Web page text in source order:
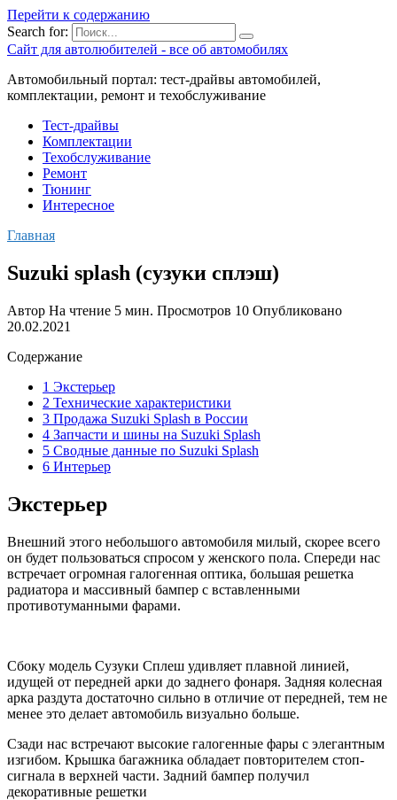
Перейти к содержанию
Search for:
Сайт для автолюбителей - все об автомобилях
Автомобильный портал: тест-драйвы автомобилей,
комплектации, ремонт и техобслуживание
Тест-драйвы
Комплектации
Техобслуживание
Ремонт
Тюнинг
Интересное
Главная
Suzuki splash (сузуки сплэш)
Автор На чтение 5 мин. Просмотров 10 Опубликовано
20.02.2021
Содержание
1 Экстерьер
2 Технические характеристики
3 Продажа Suzuki Splash в России
4 Запчасти и шины на Suzuki Splash
5 Сводные данные по Suzuki Splash
6 Интерьер
Экстерьер
Внешний этого небольшого автомобиля милый, скорее всего
он будет пользоваться спросом у женского пола. Спереди нас
встречает огромная галогенная оптика, большая решетка
радиатора и массивный бампер с вставленными
противотуманными фарами.
Сбоку модель Сузуки Сплеш удивляет плавной линией,
идущей от передней арки до заднего фонаря. Задняя колесная
арка раздута достаточно сильно в отличие от передней, тем не
менее это делает автомобиль визуально больше.
Сзади нас встречают высокие галогенные фары с элегантным
изгибом. Крышка багажника обладает повторителем стоп-
сигнала в верхней части. Задний бампер получил
декоративные решетки